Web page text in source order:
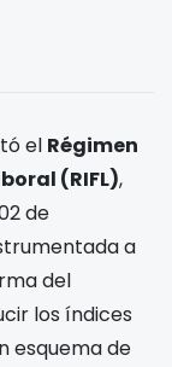
el Régimen
(RIFL),
de
a
del
los índices
esquema de